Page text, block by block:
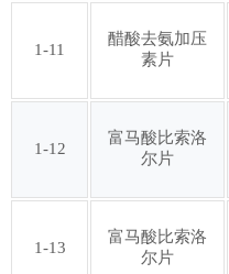
第四十五批
1-11
醋酸去氨加压
素片
1-12
富马酸比索洛
尔片
1-13
富马酸比索洛
尔片